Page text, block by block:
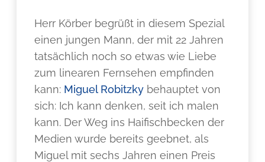
Herr Körber begrüßt in diesem Spezial
einen jungen Mann, der mit 22 Jahren
tatsächlich noch so etwas wie Liebe
zum linearen Fernsehen empfinden
kann: Miguel Robitzky behauptet von
sich: Ich kann denken, seit ich malen
kann. Der Weg ins Haifischbecken der
Medien wurde bereits geebnet, als
Miguel mit sechs Jahren einen Preis